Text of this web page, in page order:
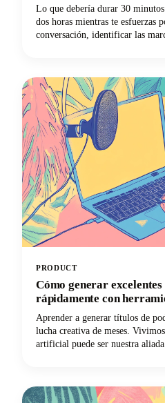
Lo que debería durar 30
dos horas mientras te esfuerzas
conversación, identificar las
en el texto para entender de qué
PRODUCT
Cómo generar
rápidamente con
artificial
Aprender a generar títulos de
lucha creativa de meses.
artificial puede ser nuestra
un nombre de podcast que sea